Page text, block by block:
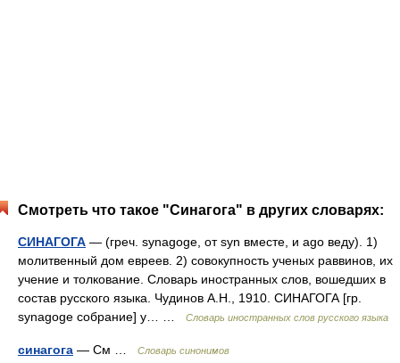
Смотреть что такое "Синагога" в других словарях:
СИНАГОГА — (греч. synagoge, от syn вместе, и ago веду). 1)
молитвенный дом евреев. 2) совокупность ученых раввинов, их
учение и толкование. Словарь иностранных слов, вошедших в
состав русского языка. Чудинов А.Н., 1910. СИНАГОГА [гр.
synagoge собрание] у… …
Словарь иностранных слов русского языка
синагога — См … Словарь синонимов